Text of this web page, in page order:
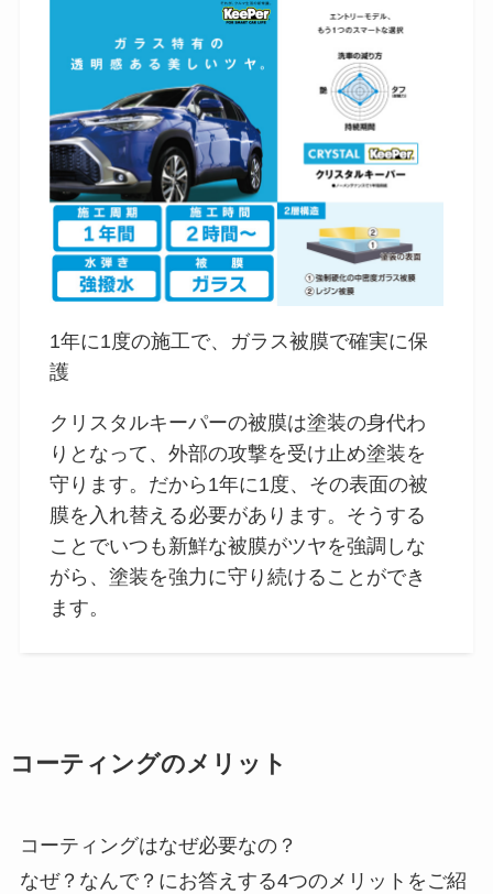
1年に1度の施工で、ガラス被膜で確実に保
護
クリスタルキーパーの被膜は塗装の身代わ
りとなって、外部の攻撃を受け止め塗装を
守ります。だから1年に1度、その表面の被
膜を入れ替える必要があります。そうする
ことでいつも新鮮な被膜がツヤを強調しな
がら、塗装を強力に守り続けることができ
ます。
コーティングのメリット
コーティングはなぜ必要なの？
なぜ？なんで？にお答えする4つのメリットをご紹